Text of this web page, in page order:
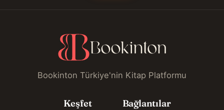
Bookinton Türkiye'nin Kitap Platformu
Keşfet Bağlantılar